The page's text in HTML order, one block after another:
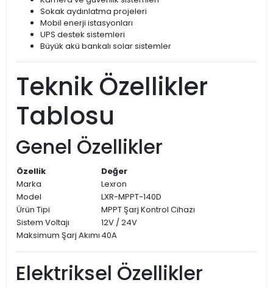
Sokak aydınlatma projeleri
Mobil enerji istasyonları
UPS destek sistemleri
Büyük akü bankalı solar sistemler
Teknik Özellikler
Tablosu
Genel Özellikler
Özellik
Değer
Marka
Lexron
Model
LXR-MPPT-140D
Ürün Tipi
MPPT Şarj Kontrol Cihazı
Sistem Voltajı
12V / 24V
Maksimum Şarj Akımı 40A
Elektriksel Özellikler